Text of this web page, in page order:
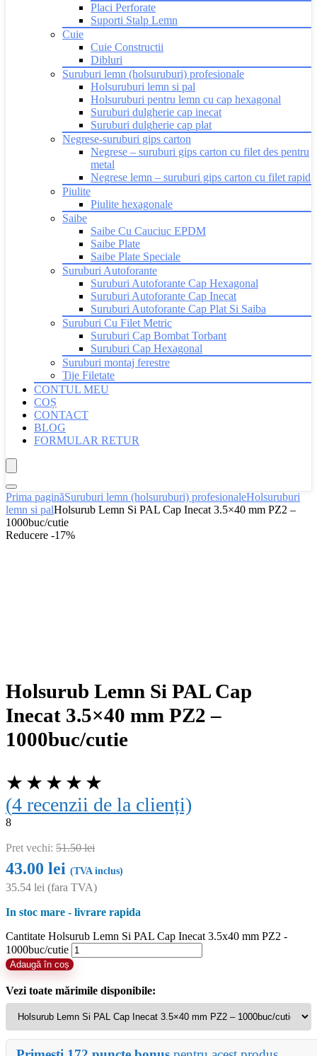
Placi Perforate
Suporti Stalp Lemn
Cuie
Cuie Constructii
Dibluri
Suruburi lemn (holsuruburi) profesionale
Holsuruburi lemn si pal
Holsuruburi pentru lemn cu cap hexagonal
Suruburi dulgherie cap inecat
Suruburi dulgherie cap plat
Negrese-suruburi gips carton
Negrese – suruburi gips carton cu filet des pentru
metal
Negrese lemn – suruburi gips carton cu filet rapid
Piulite
Piulite hexagonale
Saibe
Saibe Cu Cauciuc EPDM
Saibe Plate
Saibe Plate Speciale
Suruburi Autoforante
Suruburi Autoforante Cap Hexagonal
Suruburi Autoforante Cap Inecat
Suruburi Autoforante Cap Plat Si Saiba
Suruburi Cu Filet Metric
Suruburi Cap Bombat Torbant
Suruburi Cap Hexagonal
Suruburi montaj ferestre
Tije Filetate
CONTUL MEU
COȘ
CONTACT
BLOG
FORMULAR RETUR
Prima paginăSuruburi lemn (holsuruburi) profesionaleHolsuruburi
lemn si palHolsurub Lemn Si PAL Cap Inecat 3.5×40 mm PZ2 –
1000buc/cutie
Reducere -17%
Holsurub Lemn Si PAL Cap
Inecat 3.5×40 mm PZ2 –
1000buc/cutie
★ ★ ★ ★ ★
(4 recenzii de la clienți)
8
Pret vechi: 51.50lei
43.00 lei (TVA inclus)
35.54 lei (fara TVA)
In stoc mare - livrare rapida
Cantitate Holsurub Lemn Si PAL Cap Inecat 3.5x40 mm PZ2 -
1000buc/cutie
Adaugă în coș
Vezi toate mărimile disponibile: